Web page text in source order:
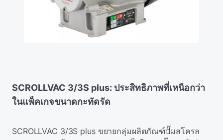
SCROLLVAC 3/3S plus: ประสิทธิภาพที่เหนือกว่า
ในแพ็คเกจขนาดกะทัดรัด
SCROLLVAC 3/3S plus ขยายกลุ่มผลิตภัณฑ์ปั๊มสโครล